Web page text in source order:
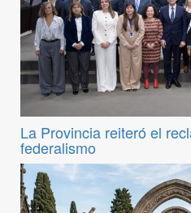
La Provincia reiteró el
federalismo